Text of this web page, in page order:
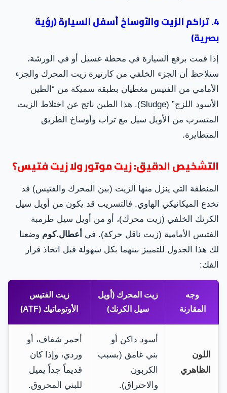
4. تراكم الزيت والأوساخ أسفل السيارة (رؤية
بصرية)
إذا قمت برفع السيارة في محطة غسيل أو في الورشة،
ستلاحظ أن الجزء الخلفي من كارتيرة زيت المحرك والجزء
الأمامي من الفتيس مغطيان بطبقة سميكة من “الطين
الأسود اللزج” (Sludge). هذا الطين ناتج عن اختلاط الزيت
المتسرب من الأويل سيل مع تراب وأوساخ الطريق
المتطايرة.
التشخيص الدقيق: زيت موتور ولا زيت فتيس؟
المنطقة التي ينزل منها الزيت (بين المحرك والفتيس) قد
تخدع الميكانيكي الهاوي. فالتسريب قد يكون من أويل سيل
الكرنك الخلفي (زيت محرك)، أو من أويل سيل طرمبة
الفتيس الأمامية (زيت ناقل حركة). في أعطال.كوم وضعنا
لك هذا الجدول للتمييز بينهما بكل سهولة قبل اتخاذ قرار
الفك:
وجه
المقارنة
زيت المحرك (أويل
سيل الكرنك)
زيت الفتيس
الأوتوماتيك (ATF)
اللون
الظاهري
أسود داكن أو
بني غامق (بسبب
الكربون
والاحتراق).
أحمر شفاف، أو
وردي، وإذا كان
قديماً جداً يميل
للبني المحروق.